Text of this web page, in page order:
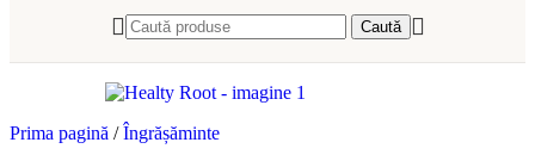
Caută
Prima pagină / Îngrășăminte